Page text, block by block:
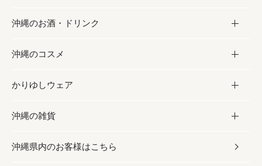
海産物
沖縄料理
沖縄そば／乾麺
レトルト食品
乾物／粉類
砂糖／黒砂糖
塩
お酢／ドレッシング
しょうゆ
みそ
お菓子
黒糖
ちんすこう
伝統菓子
スナック
沖縄のお酒・ドリンク
お酒・ドリンク
泡盛
ビール・チューハイ
ワイン・ウィスキー・カクテル
沖縄のコスメ
コスメ
スキンケア
ボディケア
かりゆしウェア
かりゆしウェア
メンズ
沖縄の雑貨
雑貨
沖縄県内のお客様はこちら